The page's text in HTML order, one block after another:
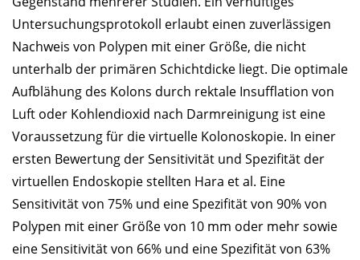
Untersuchungsprotokoll erlaubt einen zuverlässigen
Nachweis von Polypen mit einer Größe, die nicht
unterhalb der primären Schichtdicke liegt. Die optimale
Aufblähung des Kolons durch rektale Insufflation von
Luft oder Kohlendioxid nach Darmreinigung ist eine
Voraussetzung für die virtuelle Kolonoskopie. In einer
ersten Bewertung der Sensitivität und Spezifität der
virtuellen Endoskopie stellten Hara et al. Eine
Sensitivität von 75% und eine Spezifität von 90% von
Polypen mit einer Größe von 10 mm oder mehr sowie
eine Sensitivität von 66% und eine Spezifität von 63%